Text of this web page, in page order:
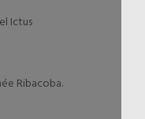
Ictus
Ribacoba.